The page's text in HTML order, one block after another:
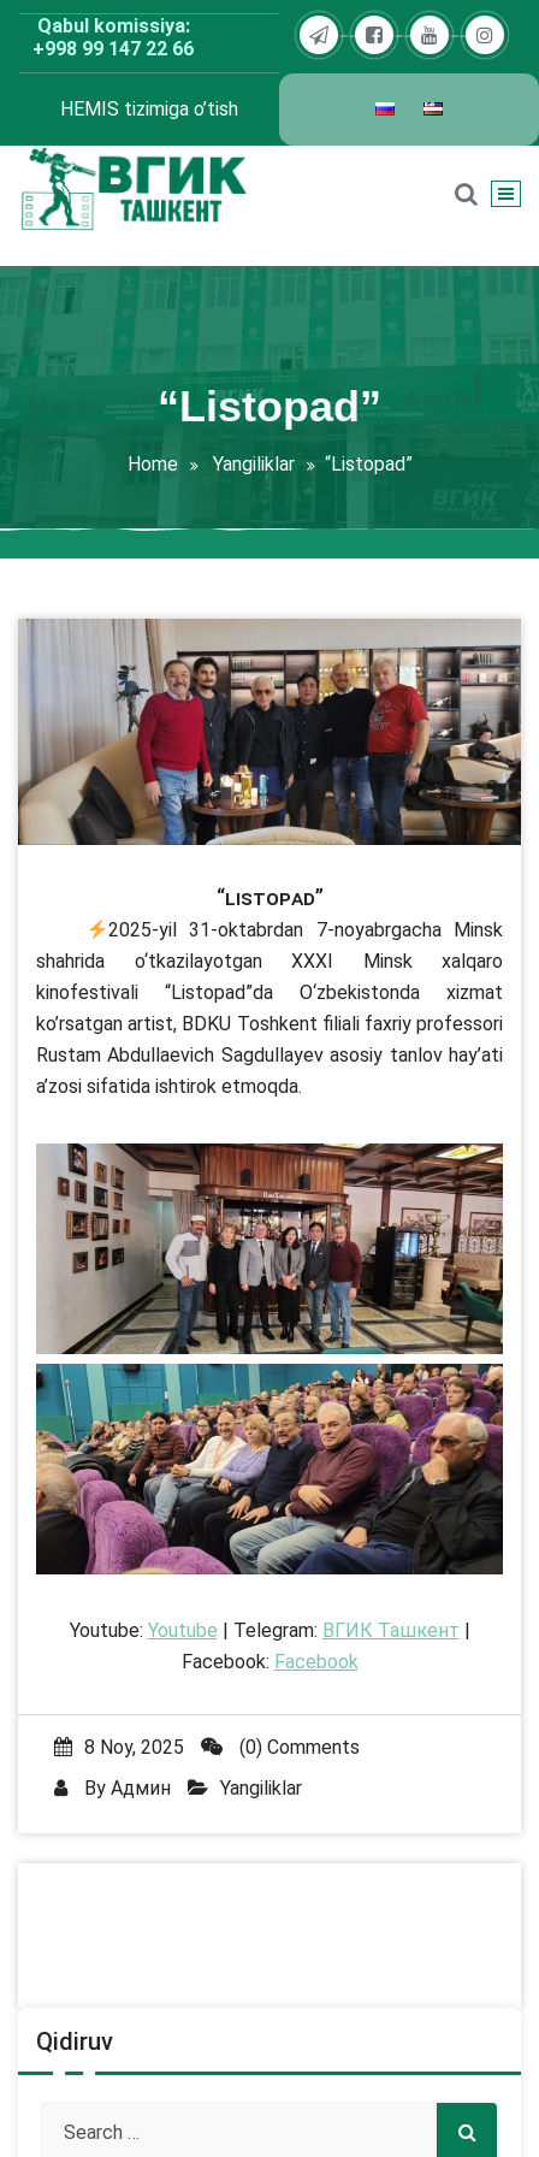
Skip
content
Qabul komissiya:
+998 99 147 22 66
HEMIS tizimiga o’tish
“Listopad”
Home Yangiliklar “Listopad”
“Listopad”
2025-yil 31-oktabrdan 7-noyabrgacha Minsk
shahrida o‘tkazilayotgan XXXI Minsk xalqaro
kinofestivali “Listopad”da O‘zbekistonda xizmat
ko’rsatgan artist, BDKU Toshkent filiali faxriy professori
Rustam Abdullaevich Sagdullayev asosiy tanlov hay’ati
a’zosi sifatida ishtirok etmoqda.
Youtube: Youtube | Telegram: ВГИК Ташкент |
Facebook: Facebook
8 Noy, 2025
(0) Comments
By Админ Yangiliklar
Qidiruv